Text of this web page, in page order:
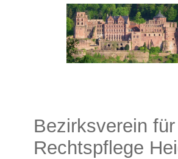
Bezirksverein
Rechtspflege